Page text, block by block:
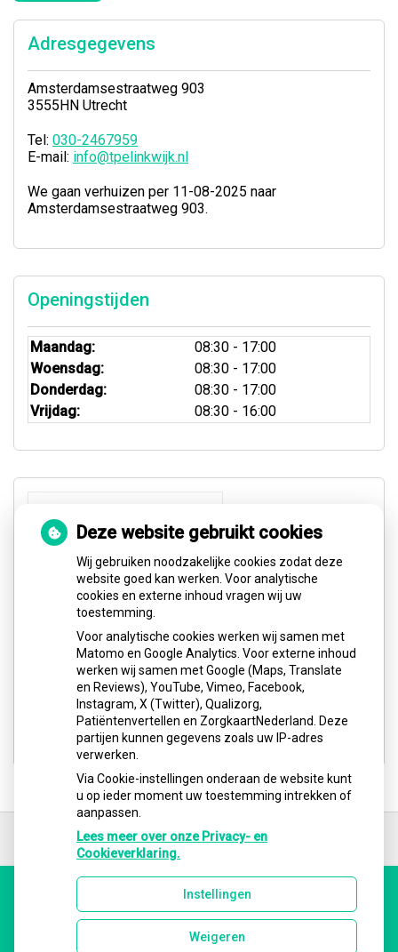
Adresgegevens
Amsterdamsestraatweg 903
3555HN Utrecht
Tel: 030-2467959
E-mail: info@tpelinkwijk.nl
We gaan verhuizen per 11-08-2025 naar
Amsterdamsestraatweg 903.
Openingstijden
Maandag:
08:30 - 17:00
Woensdag:
08:30 - 17:00
Donderdag:
08:30 - 17:00
Vrijdag:
08:30 - 16:00
de
Uw Zorg Online|Beheer
Deze website gebruikt cookies
Wij gebruiken noodzakelijke cookies zodat deze
website goed kan werken. Voor analytische
cookies en externe inhoud vragen wij uw
toestemming.
Voor analytische cookies werken wij samen met
Matomo en Google Analytics. Voor externe inhoud
werken wij samen met Google (Maps, Translate
en Reviews), YouTube, Vimeo, Facebook,
Instagram, X (Twitter), Qualizorg,
Patiëntenvertellen en ZorgkaartNederland. Deze
partijen kunnen gegevens zoals uw IP-adres
verwerken.
Via Cookie-instellingen onderaan de website kunt
u op ieder moment uw toestemming intrekken of
aanpassen.
Lees meer over onze Privacy- en
Cookieverklaring.
Instellingen
Weigeren